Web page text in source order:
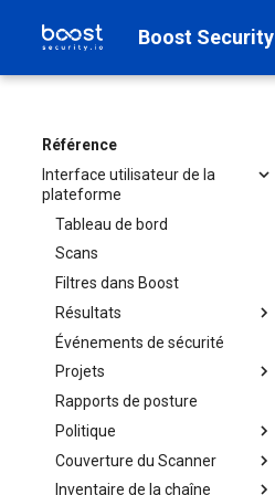
Boost Security
Référence
Interface utilisateur de la
plateforme
Tableau de bord
Scans
Filtres dans Boost
Résultats
Options de filtre pour les
résultats
Événements de sécurité
Projets
Projet
Rapports de posture
Politique
Catégories de règles de
politique
Couverture du Scanner
Provisionner des analyseurs
Inventaire de la chaîne